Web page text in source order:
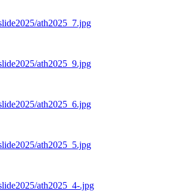
ath2025_7.jpg
ath2025_9.jpg
ath2025_6.jpg
ath2025_5.jpg
ath2025_4-.jpg